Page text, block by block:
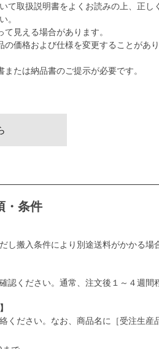
て取扱説明書をよくお読みの上、正し
。
見える場合があります。
価格および仕様を変更することがあ
たは納品書のご提示が必要です。
・条件
し搬入条件により別途送料がかかる
認ください。通常、注文後１～４週
ください。なお、商品名に［受注生産